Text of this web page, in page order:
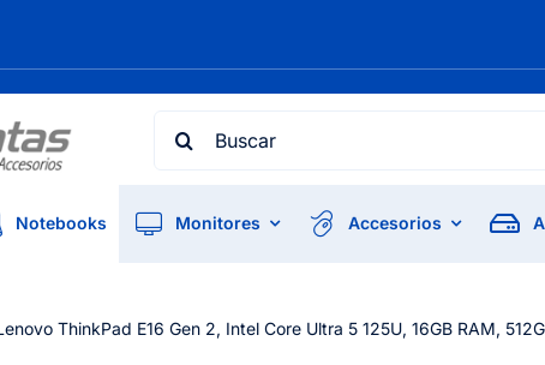
Search
Notebooks Monitores Accesorios
ThinkPad E16 Gen 2, Intel Core Ultra 5 125U, 16GB RAM,